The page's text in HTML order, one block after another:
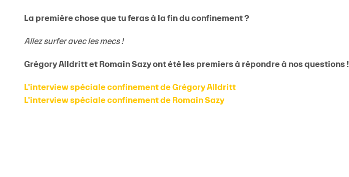
La première chose que tu feras à la fin du confinement ?
Allez surfer avec les mecs !
Grégory Alldritt et Romain Sazy ont été les premiers à répondre à nos questions !
L'interview spéciale confinement de Grégory Alldritt
L'interview spéciale confinement de Romain Sazy